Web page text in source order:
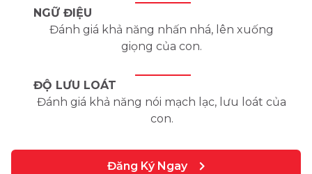
NGỮ ĐIỆU
Đánh giá khả năng nhấn nhá, lên xuống
giọng của con.
ĐỘ LƯU LOÁT
Đánh giá khả năng nói mạch lạc, lưu loát của
con.
Đăng Ký Ngay